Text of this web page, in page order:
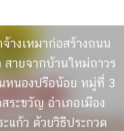
จ้างเหมาก่อสร้างถนน
สายจากบ้านใหม่ถาวร
หนองปรือน้อย หมู่ที่ 3
ระขวัญ อำเภอเมือง
แก้ว ด้วยวิธีประกวด